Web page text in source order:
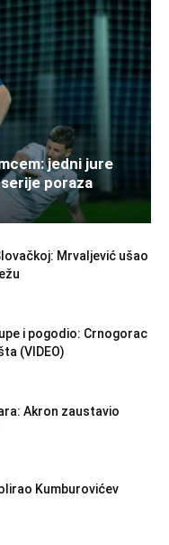
jedni jure
poraza
Mrvaljević ušao
i pogodio: Crnogorac
(VIDEO)
Akron zaustavio
Kumburovićev